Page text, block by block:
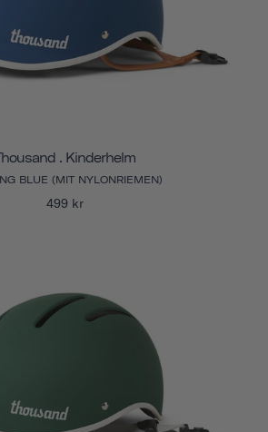
. Kinderhelm
BLUE (MIT NYLONRIEMEN)
499 kr